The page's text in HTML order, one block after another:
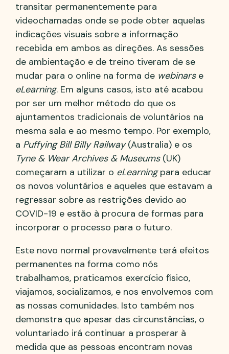
transitar permanentemente para
videochamadas onde se pode obter aquelas
indicações visuais sobre a informação
recebida em ambos as direções. As sessões
de ambientação e de treino tiveram de se
mudar para o online na forma de webinarse
eLearning. Em alguns casos, isto até acabou
por ser um melhor método do que os
ajuntamentos tradicionais de voluntários na
mesma sala e ao mesmo tempo. Por exemplo,
a Puffying Bill Billy Railway(Australia) e os
Tyne & Wear Archives & Museums(UK)
começaram a utilizar o eLearningpara educar
os novos voluntários e aqueles que estavam a
regressar sobre as restrições devido ao
COVID-19 e estão à procura de formas para
incorporar o processo para o futuro.
Este novo normal provavelmente terá efeitos
permanentes na forma como nós
trabalhamos, praticamos exercício físico,
viajamos, socializamos, e nos envolvemos com
as nossas comunidades. Isto também nos
demonstra que apesar das circunstâncias, o
voluntariado irá continuar a prosperar à
medida que as pessoas encontram novas